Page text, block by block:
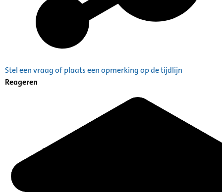
Stel een vraag of plaats een opmerking op de tijdlijn
Reageren